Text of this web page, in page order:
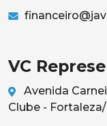
VC
Avenida
Clube -